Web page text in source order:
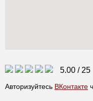
5.00 /25
Авторизуйтесь ВКонтакте